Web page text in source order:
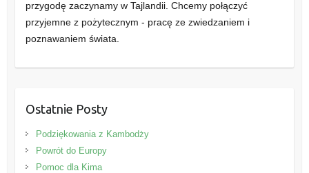
przygodę zaczynamy w Tajlandii. Chcemy połączyć
przyjemne z pożytecznym - pracę ze zwiedzaniem i
poznawaniem świata.
Ostatnie Posty
Podziękowania z Kambodży
Powrót do Europy
Pomoc dla Kima